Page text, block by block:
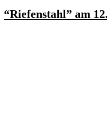
“Riefenstahl” am